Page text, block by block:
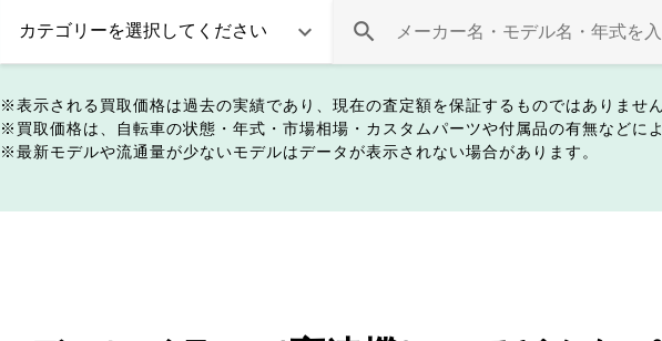
表示される買取価格は過去の実績であり、現在の査定額を保証するものではありません
買取価格は、自転車の状態・年式・市場相場・カスタムパーツや付属品の有無などに
最新モデルや流通量が少ないモデルはデータが表示されない場合があります。